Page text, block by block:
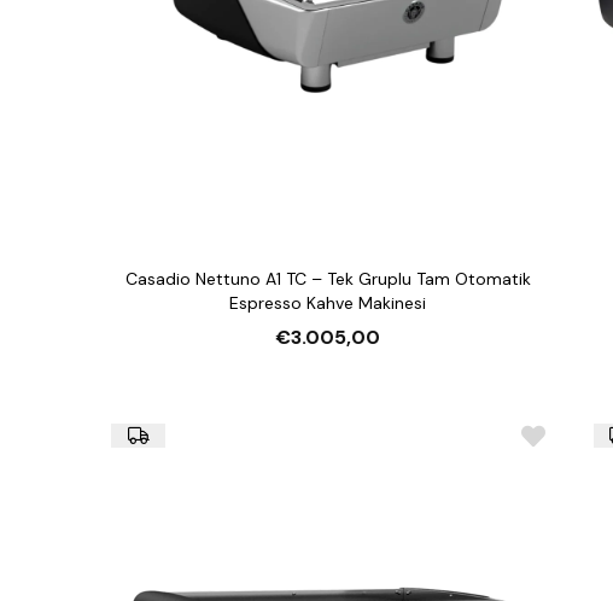
Casadio Nettuno A1 TC – Tek Gruplu Tam Otomatik
Espresso Kahve Makinesi
€3.005,00